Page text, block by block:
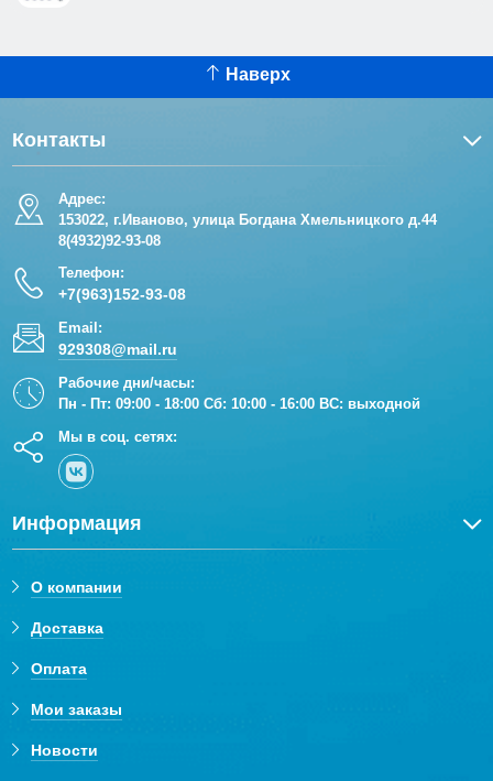
Наверх
Контакты
Адрес:
153022, г.Иваново, улица Богдана Хмельницкого д.44
8(4932)92-93-08
Телефон:
+7(963)152-93-08
Email:
929308@mail.ru
Рабочие дни/часы:
Пн - Пт: 09:00 - 18:00 Сб: 10:00 - 16:00 ВС: выходной
Мы в соц. сетях:
Информация
О компании
Доставка
Оплата
Мои заказы
Новости